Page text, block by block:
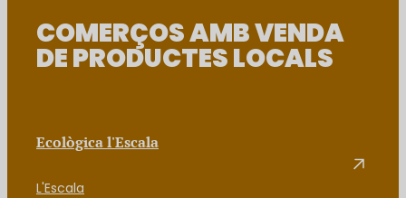
COMERÇOS AMB VENDA
DE PRODUCTES LOCALS
Ecològica l'Escala
L'Escala